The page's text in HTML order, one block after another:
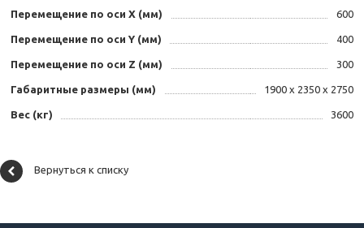
Перемещение по оси X (мм) 600
Перемещение по оси Y (мм) 400
Перемещение по оси Z (мм) 300
Габаритные размеры (мм) 1900 х 2350 х 2750
Вес (кг) 3600
Вернуться к списку